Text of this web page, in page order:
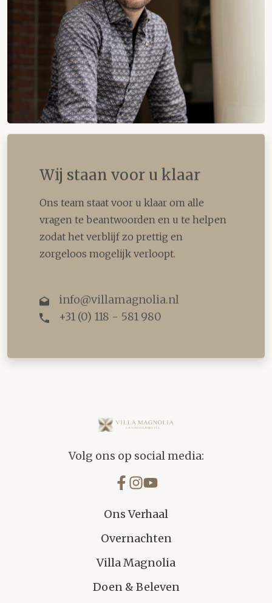
Wij staan voor u klaar
Ons team staat voor u klaar om alle
vragen te beantwoorden en u te helpen
zodat het verblijf zo prettig en
zorgeloos mogelijk verloopt.
info@villamagnolia.nl
+31 (0) 118 - 581 980
Volg ons op social media:
Ons Verhaal
Overnachten
Villa Magnolia
Doen & Beleven